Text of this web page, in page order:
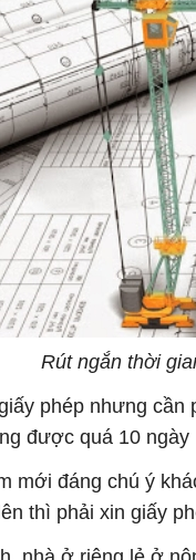
Rút ngắn thời
phép nhưng
được quá 10
mới đáng chú ý
thì phải xin giấy